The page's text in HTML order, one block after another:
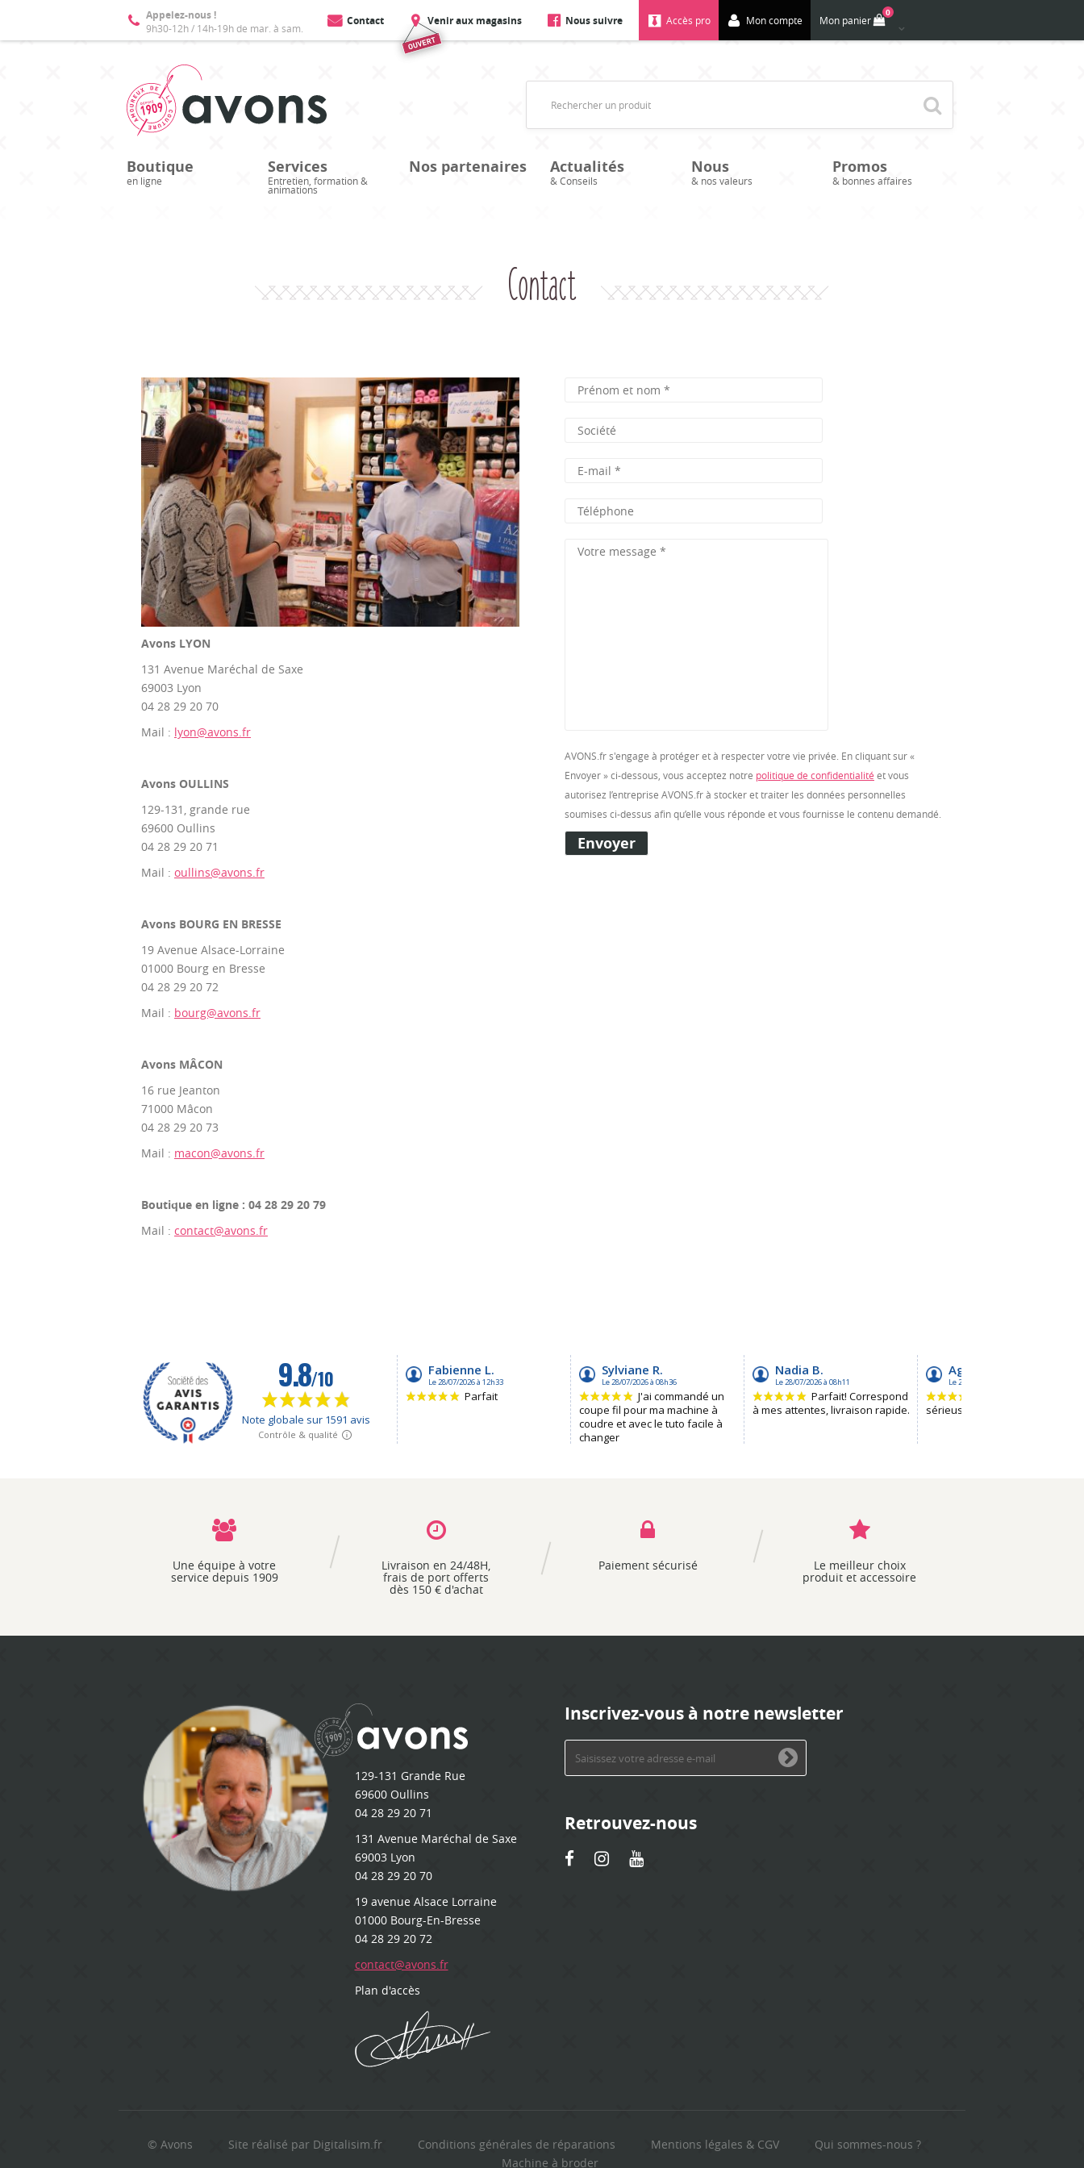
Appelez-nous !
9h30-12h / 14h-19h de mar. à sam.
Contact Venir aux magasins Nous suivre Accès pro Mon compte Mon panier
0
Boutique
en ligne
Services
Entretien, formation &
animations
Nos partenaires Actualités
& Conseils
Nous
& nos valeurs
Promos
& bonnes affaires
Contact
Avons LYON
131 Avenue Maréchal de Saxe
69003 Lyon
04 28 29 20 70
Mail : lyon@avons.fr
Avons OULLINS
129-131, grande rue
69600 Oullins
04 28 29 20 71
Mail : oullins@avons.fr
Avons BOURG EN BRESSE
19 Avenue Alsace-Lorraine
01000 Bourg en Bresse
04 28 29 20 72
Mail : bourg@avons.fr
Avons MÂCON
16 rue Jeanton
71000 Mâcon
04 28 29 20 73
Mail : macon@avons.fr
Boutique en ligne : 04 28 29 20 79
Mail : contact@avons.fr
AVONS.fr s'engage à protéger et à respecter votre vie privée. En cliquant sur «
Envoyer » ci-dessous, vous acceptez notre politique de confidentialité et vous
autorisez l’entreprise AVONS.fr à stocker et traiter les données personnelles
soumises ci-dessus afin qu’elle vous réponde et vous fournisse le contenu demandé.
Une équipe à votre
service depuis 1909
Livraison en 24/48H,
frais de port offerts
dès 150 € d'achat
Paiement sécurisé Le meilleur choix
produit et accessoire
129-131 Grande Rue
69600 Oullins
04 28 29 20 71
131 Avenue Maréchal de Saxe
69003 Lyon
04 28 29 20 70
19 avenue Alsace Lorraine
01000 Bourg-En-Bresse
04 28 29 20 72
contact@avons.fr
Plan d'accès
Inscrivez-vous à notre newsletter
Retrouvez-nous
© Avons Site réalisé par Digitalisim.fr Conditions générales de réparations Mentions légales & CGV
Qui sommes-nous ?
Machine à broder